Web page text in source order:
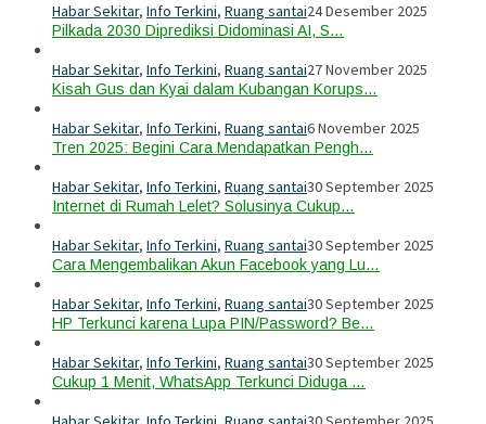
Habar Sekitar, Info Terkini, Ruang santai24 Desember 2025
Pilkada 2030 Diprediksi Didominasi AI, S…
Habar Sekitar, Info Terkini, Ruang santai27 November 2025
Kisah Gus dan Kyai dalam Kubangan Korups…
Habar Sekitar, Info Terkini, Ruang santai6 November 2025
Tren 2025: Begini Cara Mendapatkan Pengh…
Habar Sekitar, Info Terkini, Ruang santai30 September 2025
Internet di Rumah Lelet? Solusinya Cukup…
Habar Sekitar, Info Terkini, Ruang santai30 September 2025
Cara Mengembalikan Akun Facebook yang Lu…
Habar Sekitar, Info Terkini, Ruang santai30 September 2025
HP Terkunci karena Lupa PIN/Password? Be…
Habar Sekitar, Info Terkini, Ruang santai30 September 2025
Cukup 1 Menit, WhatsApp Terkunci Diduga …